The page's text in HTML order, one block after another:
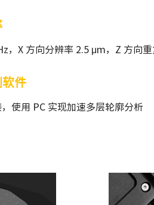
，X 方向分辨率 2.5 μm，Z 方向
件
使用 PC 实现加速多层轮廓分析